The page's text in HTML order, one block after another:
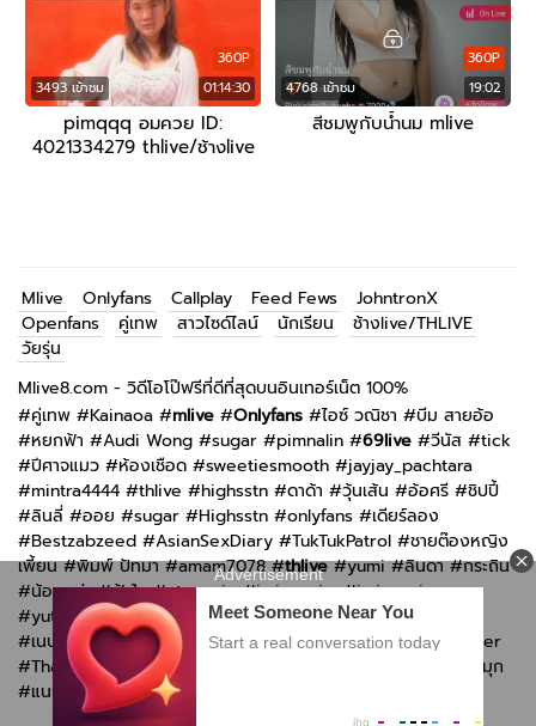
3493 เข้าชม 01:14:30
360P
pimqqq อมควย ID:
4021334279 thlive/ช้างlive
4768 เข้าชม 19:02
360P
สีชมพูกับน้ำนม mlive
Mlive Onlyfans Callplay Feed Fews
JohntronX
Openfans
คู่เทพ สาวไซด์ไลน์ นักเรียน
ช้างlive/THLIVE
วัยรุ่น
Mlive8.com - วิดีโอโป๊ฟรีที่ดีที่สุดบนอินเทอร์เน็ต 100%
#คู่เทพ #Kainaoa #mlive #Onlyfans #ไอซ์ วณิชา #บีม สายอ้อ
#หยกฟ้า #Audi Wong #sugar #pimnalin #69live #วีนัส #tick
#ปีศาจแมว #ห้องเชือด #sweetiesmooth #jayjay_pachtara
#mintra4444 #thlive #highsstn #ดาด้า #วุ้นเส้น #อ้อศรี #ชิปปี้
#ลินลี่ #ออย #sugar #Highsstn #onlyfans #เดียร์ลอง
#Bestzabzeed #AsianSexDiary #TukTukPatrol #ชายต๊องหญิง
เพี้ยน#พิมพ์ ปัทมา#amam7078#thlive#yumi#ลินดา#กระถิน
#น้อยหน่า#ฟ้าใส#atommie#imimmaim#imimmaim
#yutnoey#แอม muaymyb#bomie#kkimkkimmy
#เนปจูน #n_b2561 #Irenkampong1 #Swag live#Thaiswinger
#ThaiGirlsWild #Openfans
มุก
#แนน jeedjad_ss#